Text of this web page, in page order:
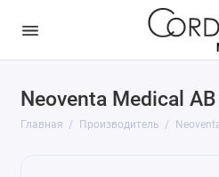
Neoventa Medical AB
Главная Производитель